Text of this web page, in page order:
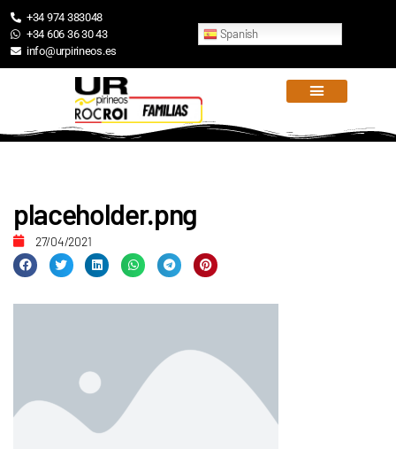
+34 974 383048
+34 606 36 30 43
info@urpirineos.es
Spanish
placeholder.png
27/04/2021